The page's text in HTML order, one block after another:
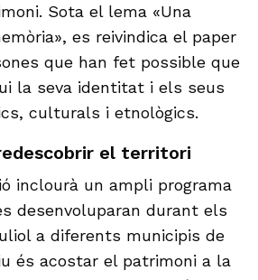
Sota el lema «Una
es reivindica el paper
que han fet possible que
la seva identitat i els seus
culturals i etnològics.
el territori
inclourà un ampli programa
desenvoluparan durant els
a diferents municipis de
és acostar el patrimoni a la